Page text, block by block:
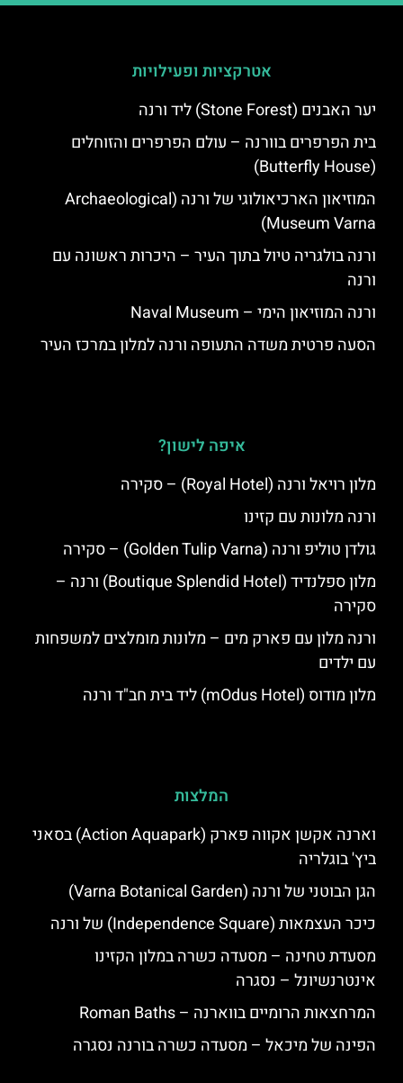
אטרקציות ופעילויות
יער האבנים (Stone Forest) ליד ורנה
בית הפרפרים בוורנה – עולם הפרפרים והזוחלים
(Butterfly House)
המוזיאון הארכיאולוגי של ורנה (Archaeological
Museum Varna)
ורנה בולגריה טיול בתוך העיר – היכרות ראשונה עם
ורנה
ורנה המוזיאון הימי – Naval Museum
הסעה פרטית משדה התעופה ורנה למלון במרכז העיר
איפה לישון?
מלון רויאל ורנה (Royal Hotel) – סקירה
ורנה מלונות עם קזינו
גולדן טוליפ ורנה (Golden Tulip Varna) – סקירה
מלון ספלנדיד (Boutique Splendid Hotel) ורנה –
סקירה
ורנה מלון עם פארק מים – מלונות מומלצים למשפחות
עם ילדים
מלון מודוס (mOdus Hotel) ליד בית חב"ד ורנה
המלצות
וארנה אקשן אקווה פארק (Action Aquapark) בסאני
ביץ' בוגלריה
הגן הבוטני של ורנה (Varna Botanical Garden)
כיכר העצמאות (Independence Square) של ורנה
מסעדת טחינה – מסעדה כשרה במלון הקזינו
אינטרנשיונל – נסגרה
המרחצאות הרומיים בווארנה – Roman Baths
הפינה של מיכאל – מסעדה כשרה בורנה נסגרה